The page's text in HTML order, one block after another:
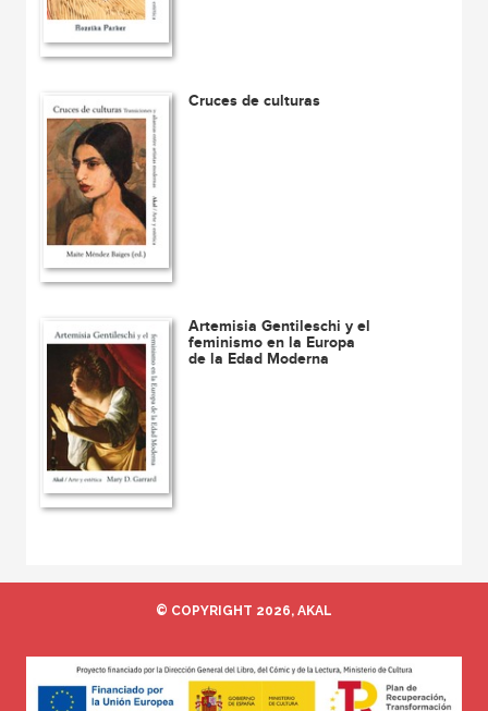
Cruces de culturas
Artemisia Gentileschi y el
feminismo en la Europa
de la Edad Moderna
© COPYRIGHT 2026, AKAL